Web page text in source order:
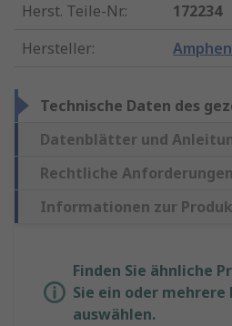
Herst. Teile-Nr.:
172234
Hersteller:
Technische Daten des
Datenblätter und
Rechtliche Anforderungen
Informationen zur
Finden Sie ähnliche
Sie ein oder mehrere
auswählen.